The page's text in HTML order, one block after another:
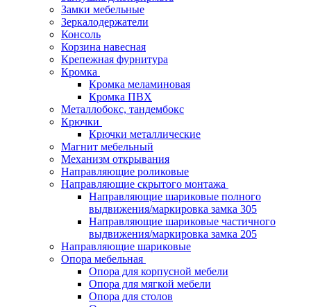
Замки мебельные
Зеркалодержатели
Консоль
Корзина навесная
Крепежная фурнитура
Кромка
Кромка меламиновая
Кромка ПВХ
Металлобокс, тандембокс
Крючки
Крючки металлические
Магнит мебельный
Механизм открывания
Направляющие роликовые
Направляющие скрытого монтажа
Направляющие шариковые полного
выдвижения/маркировка замка 305
Направляющие шариковые частичного
выдвижения/маркировка замка 205
Направляющие шариковые
Опора мебельная
Опора для корпусной мебели
Опора для мягкой мебели
Опора для столов